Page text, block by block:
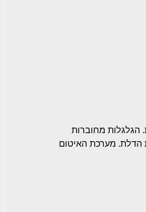
הגלגלות מחוברות
הדלת. מערכת האיטום